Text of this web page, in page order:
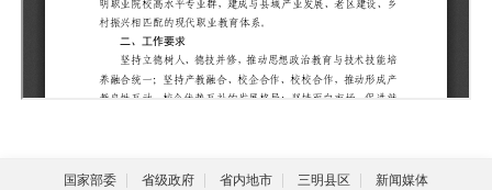
国家部委 省级政府 省内地市 三明县区 新闻媒体